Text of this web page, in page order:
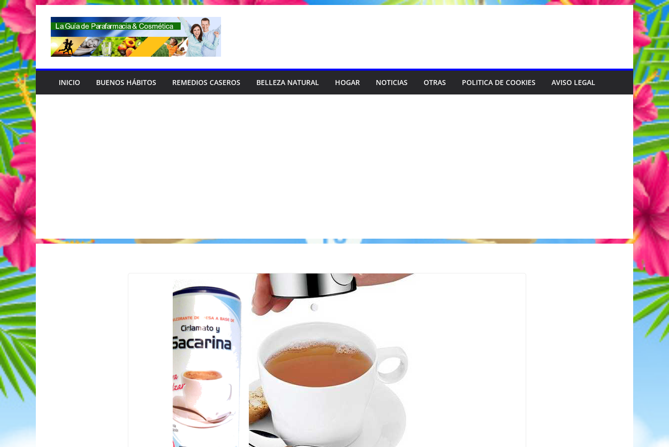
Saltar
al
contenido
INICIO BUENOS HÁBITOS REMEDIOS CASEROS BELLEZA NATURAL HOGAR NOTICIAS OTRAS POLITICA DE COOKIES AVISO LEGAL